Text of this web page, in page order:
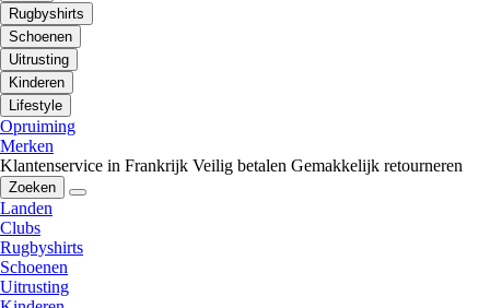
Rugbyshirts
Schoenen
Uitrusting
Kinderen
Lifestyle
Opruiming
Merken
Klantenservice in Frankrijk Veilig betalen Gemakkelijk retourneren
Zoeken
Landen
Clubs
Rugbyshirts
Schoenen
Uitrusting